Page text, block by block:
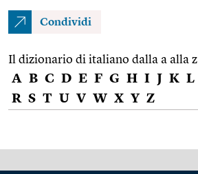
Condividi
Il dizionario di italiano dalla a alla z
A B C D E F G H I J K L
R S T U V W X Y Z